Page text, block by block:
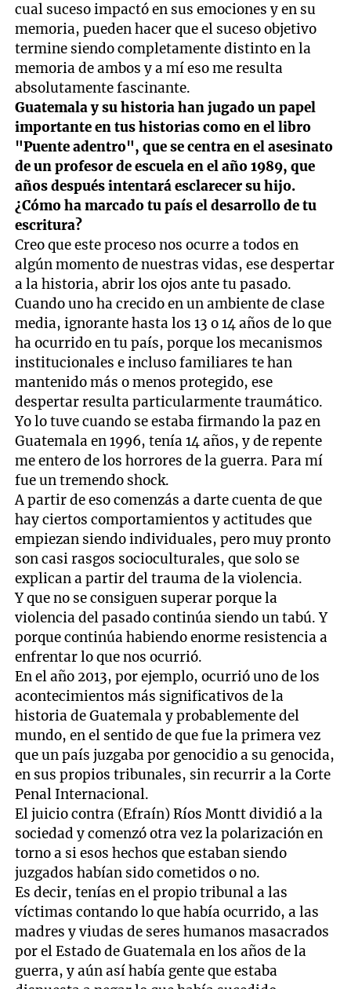
cual suceso impactó en sus emociones y en su
memoria, pueden hacer que el suceso objetivo
termine siendo completamente distinto en la
memoria de ambos y a mí eso me resulta
absolutamente fascinante.
Guatemala y su historia han jugado un papel
importante en tus historias como en el libro
"Puente adentro", que se centra en el asesinato
de un profesor de escuela en el año 1989, que
años después intentará esclarecer su hijo.
¿Cómo ha marcado tu país el desarrollo de tu
escritura?
Creo que este proceso nos ocurre a todos en
algún momento de nuestras vidas, ese despertar
a la historia, abrir los ojos ante tu pasado.
Cuando uno ha crecido en un ambiente de clase
media, ignorante hasta los 13 o 14 años de lo que
ha ocurrido en tu país, porque los mecanismos
institucionales e incluso familiares te han
mantenido más o menos protegido, ese
despertar resulta particularmente traumático.
Yo lo tuve cuando se estaba firmando la paz en
Guatemala en 1996, tenía 14 años, y de repente
me entero de los horrores de la guerra. Para mí
fue un tremendo shock.
A partir de eso comenzás a darte cuenta de que
hay ciertos comportamientos y actitudes que
empiezan siendo individuales, pero muy pronto
son casi rasgos socioculturales, que solo se
explican a partir del trauma de la violencia.
Y que no se consiguen superar porque la
violencia del pasado continúa siendo un tabú. Y
porque continúa habiendo enorme resistencia a
enfrentar lo que nos ocurrió.
En el año 2013, por ejemplo, ocurrió uno de los
acontecimientos más significativos de la
historia de Guatemala y probablemente del
mundo, en el sentido de que fue la primera vez
que un país juzgaba por genocidio a su genocida,
en sus propios tribunales, sin recurrir a la Corte
Penal Internacional.
El juicio contra (Efraín) Ríos Montt dividió a la
sociedad y comenzó otra vez la polarización en
torno a si esos hechos que estaban siendo
juzgados habían sido cometidos o no.
Es decir, tenías en el propio tribunal a las
víctimas contando lo que había ocurrido, a las
madres y viudas de seres humanos masacrados
por el Estado de Guatemala en los años de la
guerra, y aún así había gente que estaba